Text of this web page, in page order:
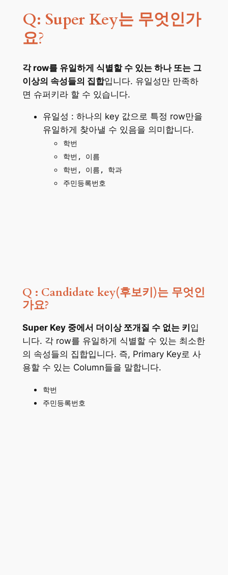
Q: Super Key는 무엇인가
요?
각 row를 유일하게 식별할 수 있는 하나 또는 그
이상의 속성들의 집합입니다. 유일성만 만족하
면 슈퍼키라 할 수 있습니다.
유일성 : 하나의 key 값으로 특정 row만을
유일하게 찾아낼 수 있음을 의미합니다.
학번
학번, 이름
학번, 이름, 학과
주민등록번호
Q : Candidate key(후보키)는 무엇인
가요?
Super Key 중에서 더이상 쪼개질 수 없는 키 입
니다. 각 row를 유일하게 식별할 수 있는 최소한
의 속성들의 집합입니다. 즉, Primary Key로 사
용할 수 있는 Column들을 말합니다.
학번
주민등록번호